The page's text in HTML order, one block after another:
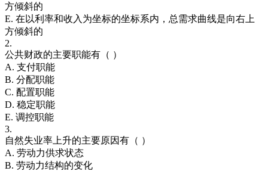
方倾斜的
E. 在以利率和收入为坐标的坐标系内，总需求曲线是向右上
方倾斜的
2.
公共财政的主要职能有（ ）
A. 支付职能
B. 分配职能
C. 配置职能
D. 稳定职能
E. 调控职能
3.
自然失业率上升的主要原因有（ ）
A. 劳动力供求状态
B. 劳动力结构的变化